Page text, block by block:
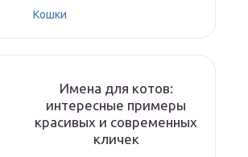
Кошки
Имена для котов:
интересные примеры
красивых и современных
кличек